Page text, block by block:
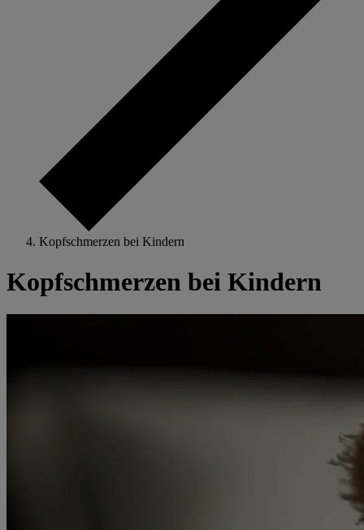
Kopfschmerzen bei Kindern
Kopfschmerzen bei Kindern